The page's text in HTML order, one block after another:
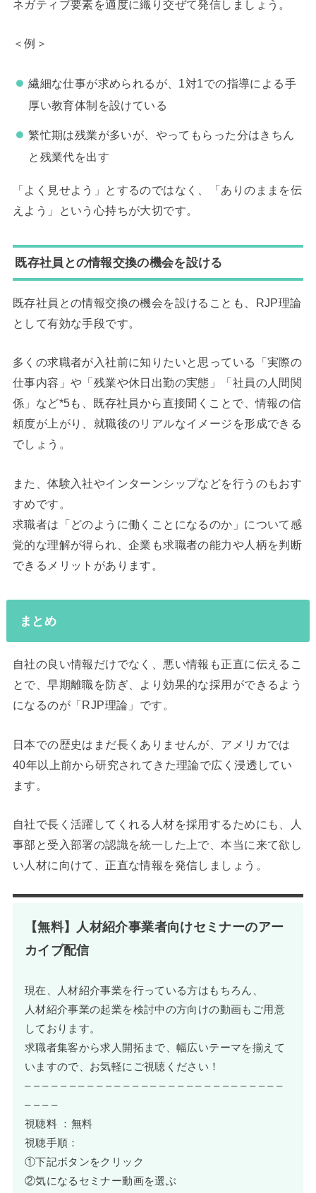
ネガティブ要素を適度に織り交ぜて発信しましょう。
＜例＞
繊細な仕事が求められるが、1対1での指導による手
厚い教育体制を設けている
繁忙期は残業が多いが、やってもらった分はきちん
と残業代を出す
「よく見せよう」とするのではなく、「ありのままを伝
えよう」という心持ちが大切です。
既存社員との情報交換の機会を設ける
既存社員との情報交換の機会を設けることも、RJP理論
として有効な手段です。
多くの求職者が入社前に知りたいと思っている「実際の
仕事内容」や「残業や休日出勤の実態」「社員の人間関
係」など*5も、既存社員から直接聞くことで、情報の信
頼度が上がり、就職後のリアルなイメージを形成できる
でしょう。
また、体験入社やインターンシップなどを行うのもおす
すめです。
求職者は「どのように働くことになるのか」について感
覚的な理解が得られ、企業も求職者の能力や人柄を判断
できるメリットがあります。
まとめ
自社の良い情報だけでなく、悪い情報も正直に伝えるこ
とで、早期離職を防ぎ、より効果的な採用ができるよう
になるのが「RJP理論」です。
日本での歴史はまだ長くありませんが、アメリカでは
40年以上前から研究されてきた理論で広く浸透してい
ます。
自社で長く活躍してくれる人材を採用するためにも、人
事部と受入部署の認識を統一した上で、本当に来て欲し
い人材に向けて、正直な情報を発信しましょう。
【無料】人材紹介事業者向けセミナーのアー
カイブ配信
現在、人材紹介事業を行っている方はもちろん、
人材紹介事業の起業を検討中の方向けの動画もご用意
しております。
求職者集客から求人開拓まで、幅広いテーマを揃えて
いますので、お気軽にご視聴ください！
– – – – – – – – – – – – – – – – – – – – – – – – – – – – –
– – – –
視聴料 ：無料
視聴手順：
①下記ボタンをクリック
②気になるセミナー動画を選ぶ